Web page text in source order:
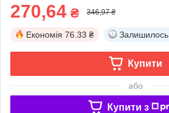
270,64 ₴ 346,97 ₴
Економія 76.33 ₴ Залишилось
Купити
або
Купити з